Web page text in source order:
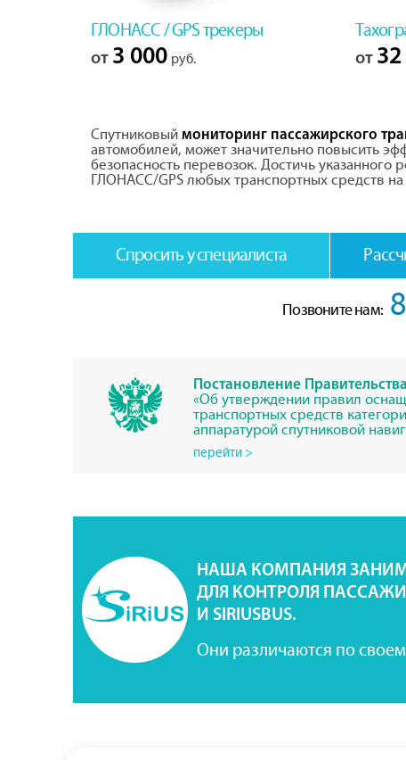
ГЛОНАСС / GPS трекеры
от 3 000 руб. от
Спутниковый мониторинг пассажирского
автомобилей, может значительно повысить
безопасность перевозок. Достичь указанного
ГЛОНАСС/GPS любых транспортных средств
Спросить у специалиста
Позвоните нам:
Постановление
«Об утверждении правил
транспортных средств
аппаратурой спутниковой
перейти >
НАША КОМПАНИЯ
ДЛЯ КОНТРОЛЯ
И SIRIUSBUS.
Они различаются по